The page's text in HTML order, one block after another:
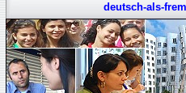
deutsch-als-